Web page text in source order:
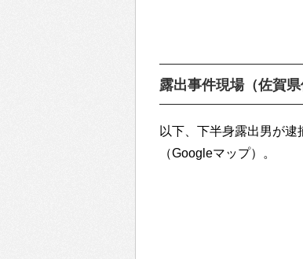
露出事件現場（佐賀
以下、下半身露出男が
（Googleマップ）。